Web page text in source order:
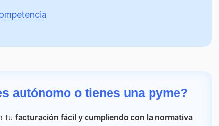
autónomo o tienes una pyme?
tu facturación fácil y cumpliendo con la normativa